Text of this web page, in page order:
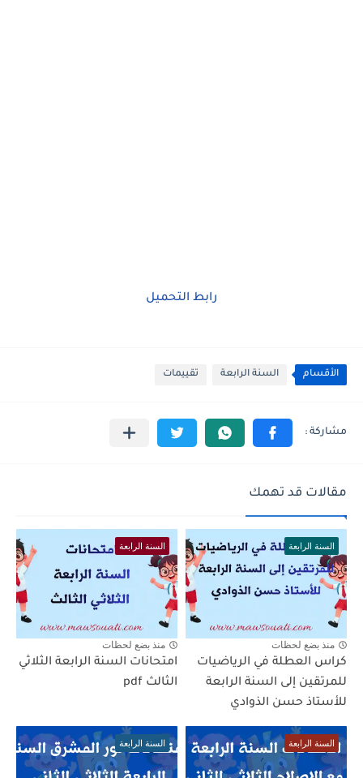
رابط التحميل
الأقسام السنة الرابعة تقييمات
مقالات قد تهمك
السنة الرابعة
منذ بضع لحظات
كراس العطلة في الرياضيات
للمرتقين إلى السنة الرابعة
للأستاذ حسن الذوادي
السنة الرابعة
منذ بضع لحظات
امتحانات السنة الرابعة الثلاثي
الثالث pdf
السنة الرابعة السنة الرابعة